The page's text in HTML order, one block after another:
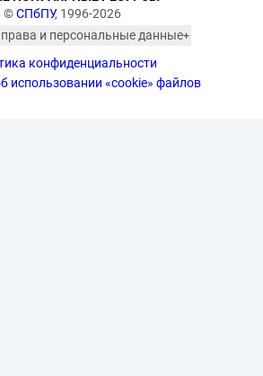
©СПбПУ, 1996-2026
и персональные данные
лиц в соответствии
законодательства
конфиденциальности
использовании «cookie» файлов